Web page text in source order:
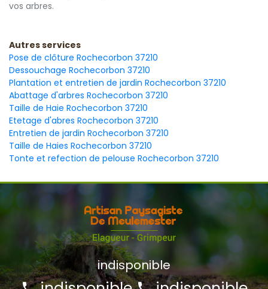
vos arbres.
Autres services
Pose de clôture Rochecorbon 37210
Dessouchage Rochecorbon 37210
Plantation et entretien de jardin Rochecorbon 37210
Abattage d'arbres Rochecorbon 37210
Taille de Haie Rochecorbon 37210
Etetage d'abres Rochecorbon 37210
Entretien de jardin Rochecorbon 37210
Taille de Haies Rochecorbon 37210
Tonte et refection de pelouse Rochecorbon 37210
indisponible